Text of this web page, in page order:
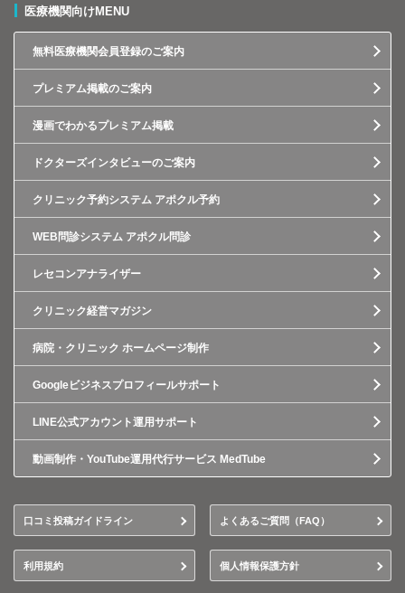
医療機関向けMENU
無料医療機関会員登録のご案内
プレミアム掲載のご案内
漫画でわかるプレミアム掲載
ドクターズインタビューのご案内
クリニック予約システム アポクル予約
WEB問診システム アポクル問診
レセコンアナライザー
クリニック経営マガジン
病院・クリニック ホームページ制作
Googleビジネスプロフィールサポート
LINE公式アカウント運用サポート
動画制作・YouTube運用代行サービス MedTube
口コミ投稿ガイドライン よくあるご質問（FAQ）
利用規約 個人情報保護方針